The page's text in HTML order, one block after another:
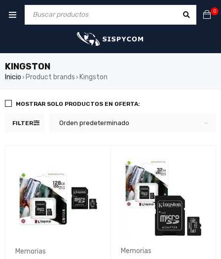
0
KINGSTON
Inicio › Product brands › Kingston
FILTER Orden predeterminado
MOSTRAR SOLO PRODUCTOS EN OFERTA:
Memorias
Memorias